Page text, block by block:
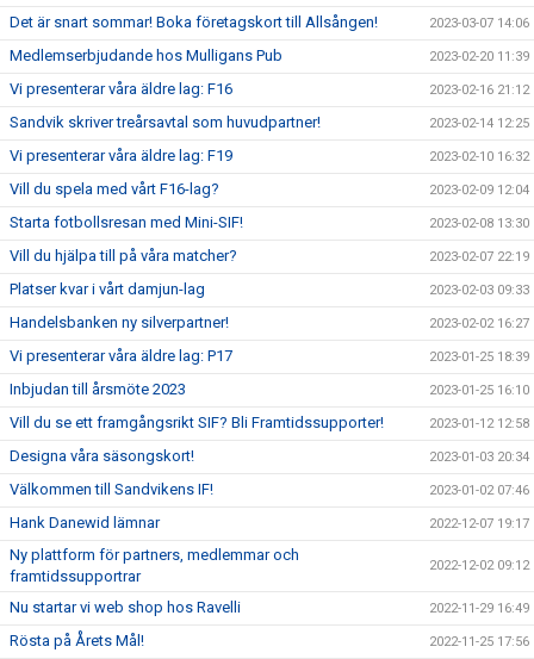
Det är snart sommar! Boka företagskort till Allsången! 2023-03-07 14:06
Medlemserbjudande hos Mulligans Pub 2023-02-20 11:39
Vi presenterar våra äldre lag: F16 2023-02-16 21:12
Sandvik skriver treårsavtal som huvudpartner! 2023-02-14 12:25
Vi presenterar våra äldre lag: F19 2023-02-10 16:32
Vill du spela med vårt F16-lag? 2023-02-09 12:04
Starta fotbollsresan med Mini-SIF! 2023-02-08 13:30
Vill du hjälpa till på våra matcher? 2023-02-07 22:19
Platser kvar i vårt damjun-lag 2023-02-03 09:33
Handelsbanken ny silverpartner! 2023-02-02 16:27
Vi presenterar våra äldre lag: P17 2023-01-25 18:39
Inbjudan till årsmöte 2023 2023-01-25 16:10
Vill du se ett framgångsrikt SIF? Bli Framtidssupporter! 2023-01-12 12:58
Designa våra säsongskort! 2023-01-03 20:34
Välkommen till Sandvikens IF! 2023-01-02 07:46
Hank Danewid lämnar 2022-12-07 19:17
Ny plattform för partners, medlemmar och
framtidssupportrar
2022-12-02 09:12
Nu startar vi web shop hos Ravelli 2022-11-29 16:49
Rösta på Årets Mål! 2022-11-25 17:56